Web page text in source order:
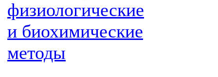
физиологические
и биохимические
методы